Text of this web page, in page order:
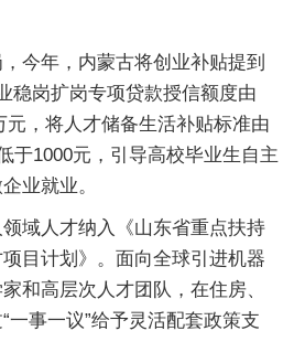
今年，内蒙古将创业补贴提到
稳岗扩岗专项贷款授信额度由
元，将人才储备生活补贴标准由
于1000元，引导高校毕业生自主
业就业。
域人才纳入《山东省重点扶持
目计划》。面向全球引进机器
和高层次人才团队，在住房、
一事一议”给予灵活配套政策支